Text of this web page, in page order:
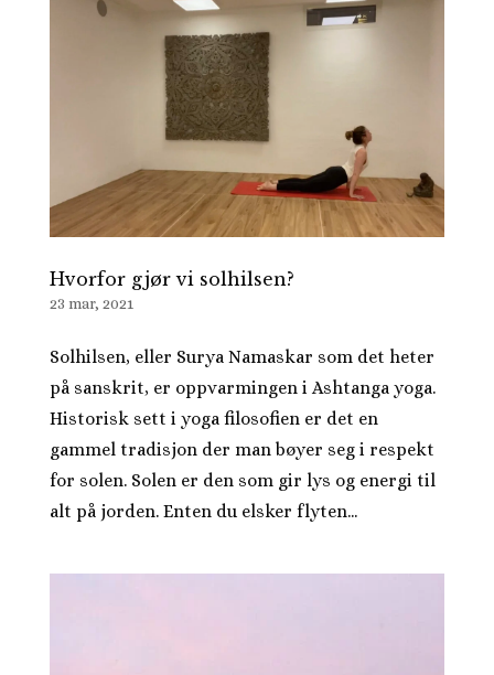
Hvorfor gjør vi solhilsen?
23 mar, 2021
Solhilsen, eller Surya Namaskar som det heter
på sanskrit, er oppvarmingen i Ashtanga yoga.
Historisk sett i yoga filosofien er det en
gammel tradisjon der man bøyer seg i respekt
for solen. Solen er den som gir lys og energi til
alt på jorden. Enten du elsker flyten...